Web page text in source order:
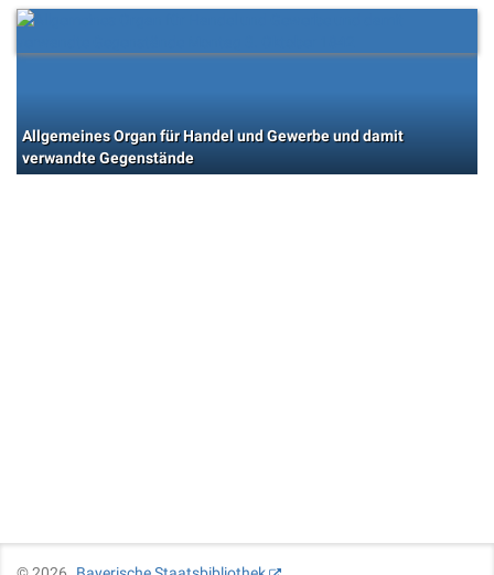
Allgemeines Organ für Handel und Gewerbe und damit
verwandte Gegenstände